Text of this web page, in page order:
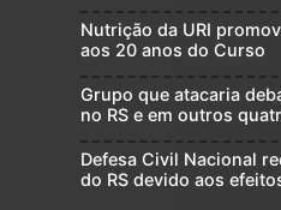
Nutrição da URI
aos 20 anos do Curso
Grupo que atacaria
no RS e em outros
Defesa Civil Nacional
do RS devido aos